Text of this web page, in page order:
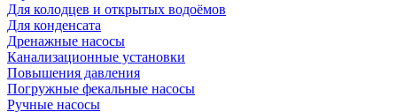
Для колодцев и открытых водоёмов
Для конденсата
Дренажные насосы
Канализационные установки
Повышения давления
Погружные фекальные насосы
Ручные насосы